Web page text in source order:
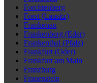
Forchtenberg
Forst (Lausitz)
Frankenau
Frankenberg (Eder)
Frankenthal (Pfalz)
Frankfurt (Oder)
Frankfurt am Main
Franzburg
Frauenstein